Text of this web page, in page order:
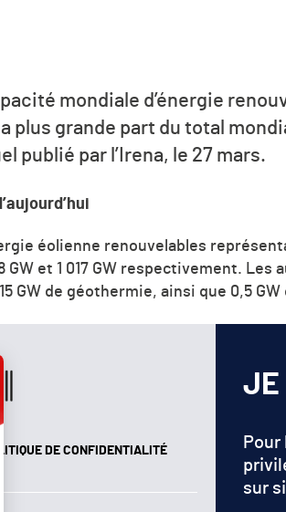
mondiale d’énergie
plus grande part du total
publié par l’Irena, le 27 mars.
éolienne renouvelables
GW et 1 017 GW respectivement.
GW de géothermie, ainsi que 0,5 GW
DE CONFIDENTIALITÉ
JE
Pour
sur